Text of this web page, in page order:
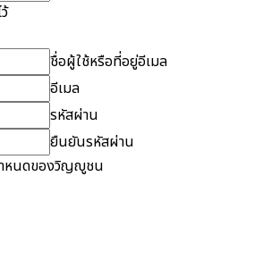
ชื่อผู้ใช้หรือที่อยู่อีเมล
อีเมล
รหัสผ่าน
ยืนยันรหัสผ่าน
หนดของวิญญูชน